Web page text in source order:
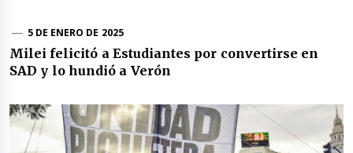
5 DE ENERO DE 2025
Milei felicitó a Estudiantes por convertirse en
SAD y lo hundió a Verón